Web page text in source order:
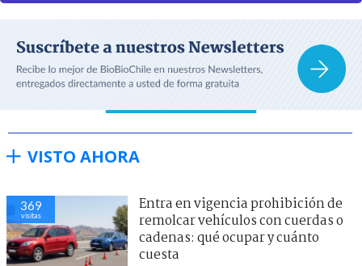
VISTO AHORA
369
visitas
Entra en vigencia prohibición de
remolcar vehículos con cuerdas o
cadenas: qué ocupar y cuánto
cuesta